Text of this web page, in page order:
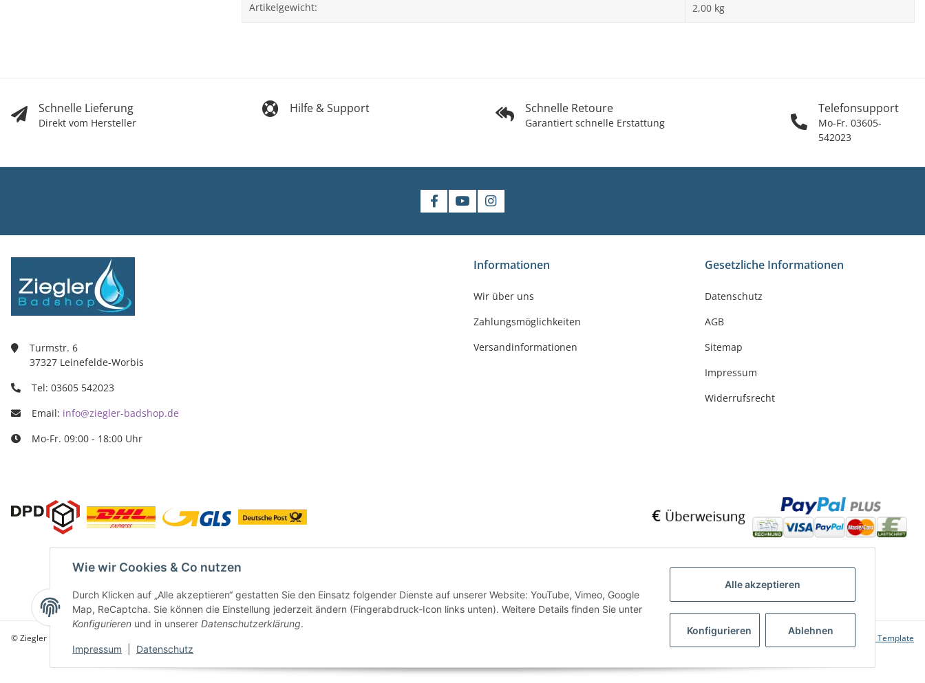
Wie wir Cookies & Co nutzen
Durch Klicken auf „Alle akzeptieren“ gestatten Sie den Einsatz folgender Dienste auf unserer Website: YouTube, Vimeo, Google
Map, ReCaptcha. Sie können die Einstellung jederzeit ändern (Fingerabdruck-Icon links unten). Weitere Details finden Sie unter
Konfigurieren und in unserer Datenschutzerklärung.
Impressum Datenschutz
Alle akzeptieren
Konfigurieren Ablehnen
Artikelgewicht: 2,00 kg
Schnelle Lieferung
Direkt vom Hersteller
Hilfe & Support Schnelle Retoure
Garantiert schnelle Erstattung
Telefonsupport
Mo-Fr. 03605-
542023
Turmstr. 6
37327 Leinefelde-Worbis
Tel: 03605 542023
Email: info@ziegler-badshop.de
Mo-Fr. 09:00 - 18:00 Uhr
Informationen
Wir über uns
Zahlungsmöglichkeiten
Versandinformationen
Gesetzliche Informationen
Datenschutz
AGB
Sitemap
Impressum
Widerrufsrecht
VERTRAG WIDERRUFEN
© Ziegler Badshop Powered by JTL-Shop|FIRE JTL-Shop Template